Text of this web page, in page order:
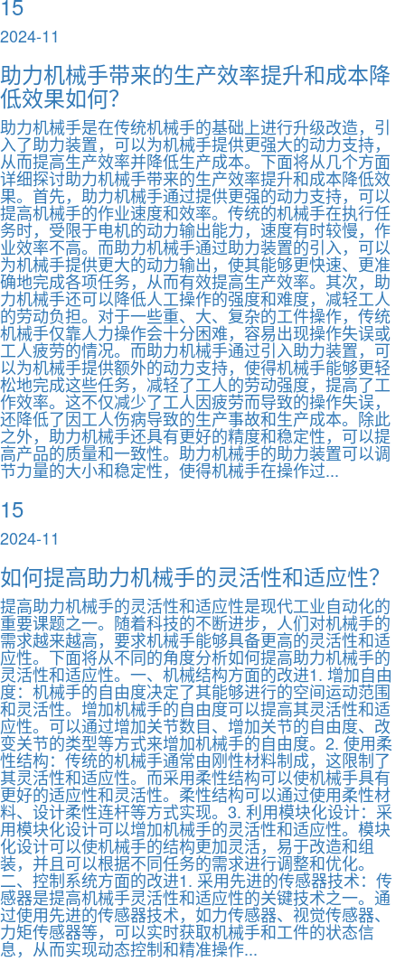
2024-11
助力机械手带来的生产效率提升和成本降
低效果如何？
助力机械手是在传统机械手的基础上进行升级改造，引
入了助力装置，可以为机械手提供更强大的动力支持，
从而提高生产效率并降低生产成本。下面将从几个方面
详细探讨助力机械手带来的生产效率提升和成本降低效
果。首先，助力机械手通过提供更强的动力支持，可以
提高机械手的作业速度和效率。传统的机械手在执行任
务时，受限于电机的动力输出能力，速度有时较慢，作
业效率不高。而助力机械手通过助力装置的引入，可以
为机械手提供更大的动力输出，使其能够更快速、更准
确地完成各项任务，从而有效提高生产效率。其次，助
力机械手还可以降低人工操作的强度和难度，减轻工人
的劳动负担。对于一些重、大、复杂的工件操作，传统
机械手仅靠人力操作会十分困难，容易出现操作失误或
工人疲劳的情况。而助力机械手通过引入助力装置，可
以为机械手提供额外的动力支持，使得机械手能够更轻
松地完成这些任务，减轻了工人的劳动强度，提高了工
作效率。这不仅减少了工人因疲劳而导致的操作失误，
还降低了因工人伤病导致的生产事故和生产成本。除此
之外，助力机械手还具有更好的精度和稳定性，可以提
高产品的质量和一致性。助力机械手的助力装置可以调
节力量的大小和稳定性，使得机械手在操作过...
15
2024-11
如何提高助力机械手的灵活性和适应性？
提高助力机械手的灵活性和适应性是现代工业自动化的
重要课题之一。随着科技的不断进步，人们对机械手的
需求越来越高，要求机械手能够具备更高的灵活性和适
应性。下面将从不同的角度分析如何提高助力机械手的
灵活性和适应性。一、机械结构方面的改进1. 增加自由
度：机械手的自由度决定了其能够进行的空间运动范围
和灵活性。增加机械手的自由度可以提高其灵活性和适
应性。可以通过增加关节数目、增加关节的自由度、改
变关节的类型等方式来增加机械手的自由度。2. 使用柔
性结构：传统的机械手通常由刚性材料制成，这限制了
其灵活性和适应性。而采用柔性结构可以使机械手具有
更好的适应性和灵活性。柔性结构可以通过使用柔性材
料、设计柔性连杆等方式实现。3. 利用模块化设计：采
用模块化设计可以增加机械手的灵活性和适应性。模块
化设计可以使机械手的结构更加灵活，易于改造和组
装，并且可以根据不同任务的需求进行调整和优化。
二、控制系统方面的改进1. 采用先进的传感器技术：传
感器是提高机械手灵活性和适应性的关键技术之一。通
过使用先进的传感器技术，如力传感器、视觉传感器、
力矩传感器等，可以实时获取机械手和工件的状态信
息，从而实现动态控制和精准操作...